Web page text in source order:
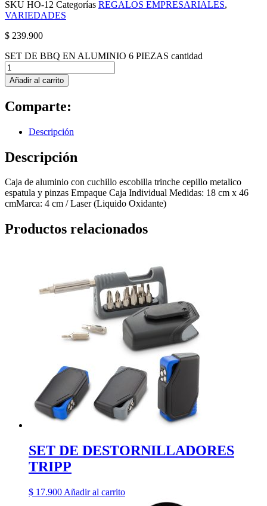
SKU HO-12 Categorías REGALOS EMPRESARIALES,
VARIEDADES
$ 239.900
SET DE BBQ EN ALUMINIO 6 PIEZAS cantidad
Añadir al carrito
Comparte:
Descripción
Descripción
Caja de aluminio con cuchillo escobilla trinche cepillo metalico
espatula y pinzas Empaque Caja Individual Medidas: 18 cm x 46
cmMarca: 4 cm / Laser (Liquido Oxidante)
Productos relacionados
SET DE DESTORNILLADORES
TRIPP
$ 17.900 Añadir al carrito